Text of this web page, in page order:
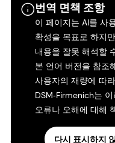
번역 면책 조항
이 페이지는 AI를 사
확성을 목표로 하지
내용을 잘못 해석할
본 언어 버전을 참조
사용자의 재량에 따
DSM‑Firmenich는
오류나 오해에 대해
다시 표시하지
약관
캘리포니아 투명성
접근성 성명서
법적 정보
사이트 맵